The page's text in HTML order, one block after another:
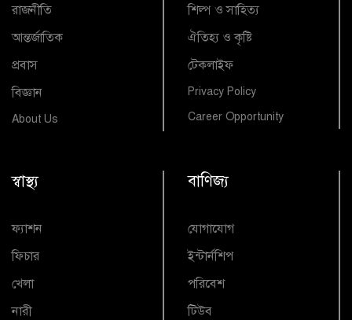
রাজনীতি
আন্তর্জাতিক
প্রবাস
বিজ্ঞান
About Us
শিল্প ও সাহিত্য
ঐতিহ্য ও কৃষ্টি
টেকলাইফ
Privacy Policy
Career Opportunity
স্বাস্থ্য
ফ্যাশন
ফিচার
খেলা
নারী
বাণিজ্য
যোগাযোগ
ইন্টার্নশিপ
পরিবেশ
টিউব